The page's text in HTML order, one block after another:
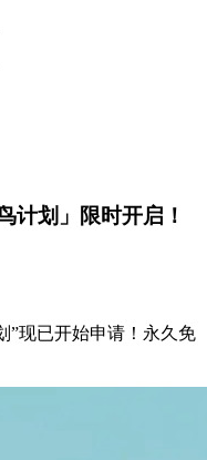
计划」限时开启！
”现已开始申请！永久免